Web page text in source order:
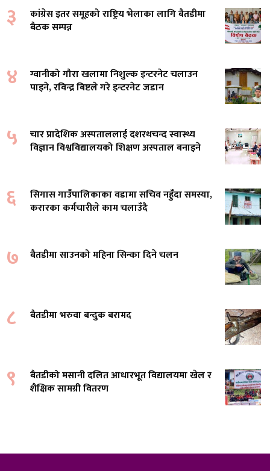
३
कांग्रेस इतर समूहको राष्ट्रिय भेलाका लागि बैतडीमा
बैठक सम्पन्न
४
ग्वानीको गौरा खलामा निशुल्क इन्टरनेट चलाउन
पाइने, रविन्द्र बिष्टले गरे इन्टरनेट जडान
५
चार प्रादेशिक अस्पताललाई दशरथचन्द स्वास्थ्य
विज्ञान विश्वविद्यालयको शिक्षण अस्पताल बनाइने
६
सिगास गाउँपालिकाका वडामा सचिव नहुँदा समस्या,
करारका कर्मचारीले काम चलाउँदै
७ बैतडीमा साउनको महिना सिन्का दिने चलन
८ बैतडीमा भरुवा बन्दुक बरामद
९
बैतडीको मसानी दलित आधारभूत विद्यालयमा खेल र
शैक्षिक सामग्री वितरण